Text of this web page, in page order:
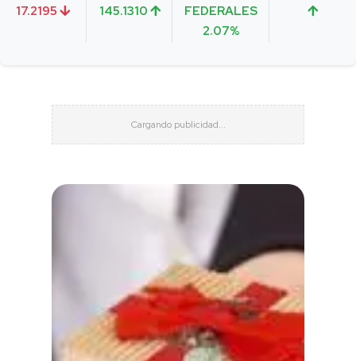
17.2195
145.1310
FEDERALES
2.07%